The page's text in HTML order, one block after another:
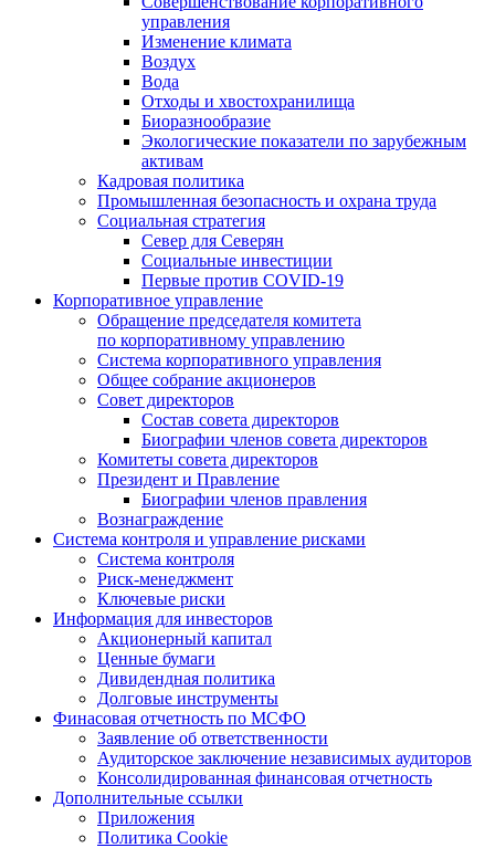
управления
Изменение климата
Воздух
Вода
Отходы и хвостохранилища
Биоразнообразие
Экологические показатели по зарубежным
активам
Кадровая политика
Промышленная безопасность и охрана труда
Социальная стратегия
Север для Северян
Социальные инвестиции
Первые против COVID‑19
Корпоративное управление
Обращение председателя комитета
по корпоративному управлению
Система корпоративного управления
Общее собрание акционеров
Совет директоров
Состав совета директоров
Биографии членов совета директоров
Комитеты совета директоров
Президент и Правление
Биографии членов правления
Вознаграждение
Система контроля и управление рисками
Система контроля
Риск-менеджмент
Ключевые риски
Информация для инвесторов
Акционерный капитал
Ценные бумаги
Дивидендная политика
Долговые инструменты
Финасовая отчетность по МСФО
Заявление об ответственности
Аудиторское заключение независимых аудиторов
Консолидированная финансовая отчетность
Дополнительные ссылки
Приложения
Политика Cookie